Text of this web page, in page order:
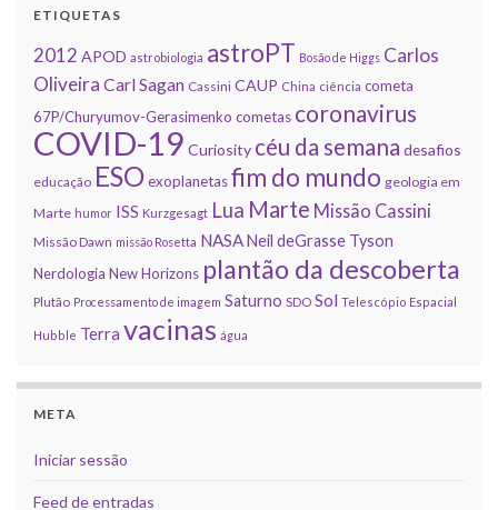
ETIQUETAS
2012 APOD astrobiologia astroPT Bosão de Higgs Carlos
Oliveira Carl Sagan Cassini CAUP China ciência cometa
67P/Churyumov-Gerasimenko cometas coronavirus
COVID-19 Curiosity céu da semana desafios
educação ESOexoplanetasfim do mundo geologia em
Marte humor ISS Kurzgesagt Lua Marte Missão Cassini
Missão Dawn missão Rosetta NASANeil deGrasse Tyson
Nerdologia New Horizons plantão da descoberta
Plutão Processamento de imagem Saturno SDO Sol Telescópio Espacial
Hubble Terra vacinas água
META
Iniciar sessão
Feed de entradas